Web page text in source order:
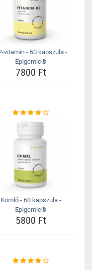
vitamin - 60 kapszula -
Epigemic®
7800 Ft
Komló - 60 kapszula -
Epigemic®
5800 Ft